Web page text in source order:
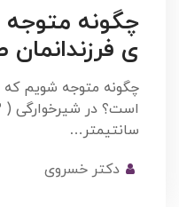
چگونه
ی
چگونه متوجه شویم که
سانتیمتر…
دکتر خسروی